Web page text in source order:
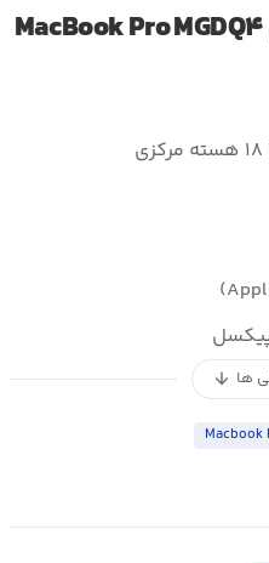
لپ تاپ ۱۴ اینچی اپل مدل MacBook Pro MGDQ۴
ها arrow_downward